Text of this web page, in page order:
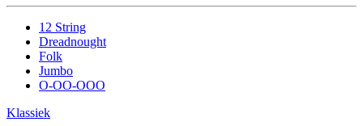
12 String
Dreadnought
Folk
Jumbo
O-OO-OOO
Klassiek